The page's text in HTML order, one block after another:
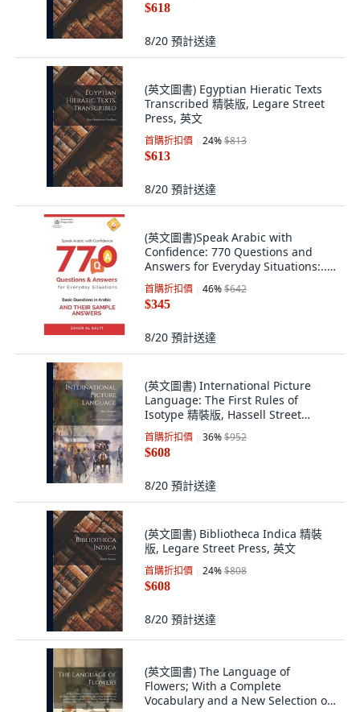
$618
8/20 預計送達
(英文圖書) Egyptian Hieratic Texts
Transcribed 精裝版, Legare Street
Press, 英文
首購折扣價 24%$813
$613
8/20 預計送達
(英文圖書)Speak Arabic with
Confidence: 770 Questions and
Answers for Everyday Situations:...
平裝版, Omani Arabic, 英文
首購折扣價 46%$642
$345
8/20 預計送達
(英文圖書) International Picture
Language: The First Rules of
Isotype 精裝版, Hassell Street
Press, 英文
首購折扣價 36%$952
$608
8/20 預計送達
(英文圖書) Bibliotheca Indica 精裝
版, Legare Street Press, 英文
首購折扣價 24%$808
$608
8/20 預計送達
(英文圖書) The Language of
Flowers; With a Complete
Vocabulary and a New Selection of